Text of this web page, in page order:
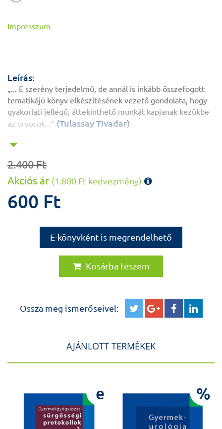
Impresszum
Leírás:
„... E szerény terjedelmű, de annál is inkább összefogott
tematikájú könyv elkészítésének vezető gondolata, hogy
gyakorlati jellegű, áttekinthető munkát kapjanak kezükbe
az orvosok...” (Tulassay Tivadar)
2.400 Ft
Akciós ár (1.800 Ft kedvezmény)
600 Ft
E-könyvként is megrendelhető
Kosárba teszem
Ossza meg ismerőseivel:
AJÁNLOTT TERMÉKEK
e %